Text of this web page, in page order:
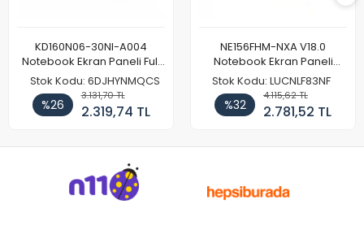
KD160N06-30NI-A004
Notebook Ekran Paneli Full
HD
Stok Kodu: 6DJHYNMQCS
%26
3.131,70 TL
2.319,74 TL
NE156FHM-NXA V18.0
Notebook Ekran Paneli
144Hz
Stok Kodu: LUCNLF83NF
%32
4.115,62 TL
2.781,52 TL